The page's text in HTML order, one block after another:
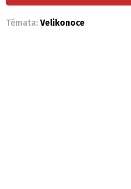
Témata: Velikonoce